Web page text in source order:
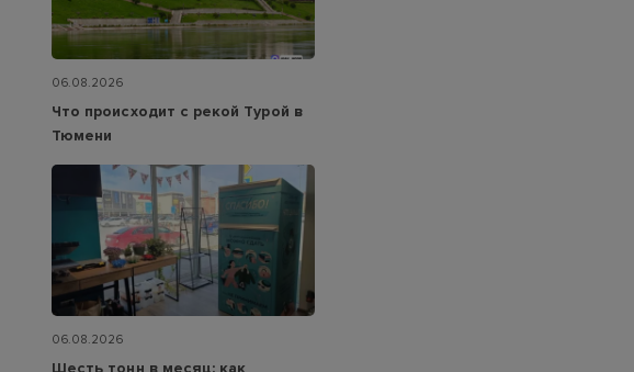
06.08.2026
Что происходит с рекой Турой в
Тюмени
06.08.2026
Шесть тонн в месяц: как